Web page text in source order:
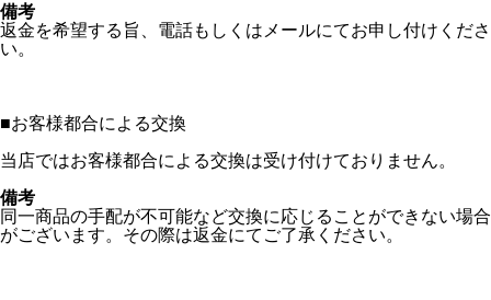
備考
返金を希望する旨、電話もしくはメールにてお申し付けくださ
い。
■お客様都合による交換
当店ではお客様都合による交換は受け付けておりません。
備考
同一商品の手配が不可能など交換に応じることができない場合
がございます。その際は返金にてご了承ください。